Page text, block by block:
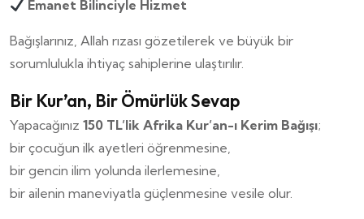
Emanet Bilinciyle Hizmet
Bağışlarınız, Allah rızası gözetilerek ve büyük bir
sorumlulukla ihtiyaç sahiplerine ulaştırılır.
Bir Kur’an, Bir Ömürlük Sevap
Yapacağınız 150 TL’lik Afrika Kur’an-ı Kerim Bağışı;
bir çocuğun ilk ayetleri öğrenmesine,
bir gencin ilim yolunda ilerlemesine,
bir ailenin maneviyatla güçlenmesine vesile olur.